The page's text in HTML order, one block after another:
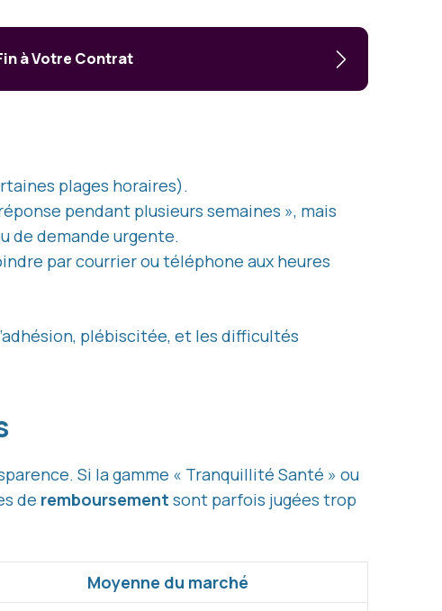
à Votre Contrat
plages horaires).
pendant plusieurs semaines », mais
de demande urgente.
par courrier ou téléphone aux heures
plébiscitée, et les difficultés
Si la gamme « Tranquillité Santé » ou
de remboursement sont parfois jugées trop
Moyenne du marché